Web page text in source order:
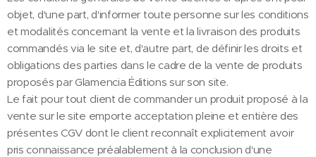
objet, d'une part, d'informer toute personne sur les conditions
et modalités concernant la vente et la livraison des produits
commandés via le site et, d'autre part, de définir les droits et
obligations des parties dans le cadre de la vente de produits
proposés par Glamencia Éditions sur son site.
Le fait pour tout client de commander un produit proposé à la
vente sur le site emporte acceptation pleine et entière des
présentes CGV dont le client reconnaît explicitement avoir
pris connaissance préalablement à la conclusion d'une